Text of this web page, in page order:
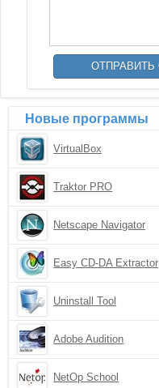
Новые программы
VirtualBox
Traktor PRO
Netscape Navigator
Easy CD-DA Extractor
Uninstall Tool
Adobe Audition
NetOp School